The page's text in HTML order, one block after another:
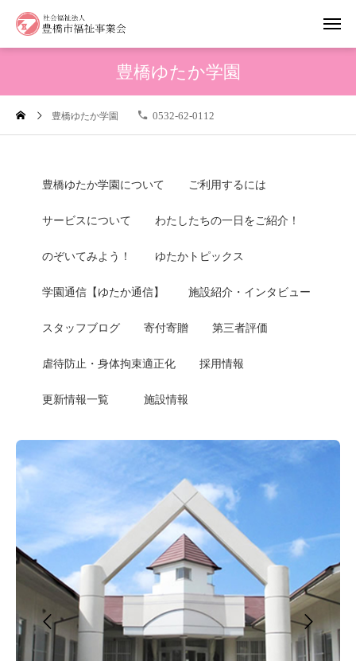
豊橋ゆたか学園
豊橋ゆたか学園 0532-62-0112
豊橋ゆたか学園について ご利用するには
サービスについて わたしたちの一日をご紹介！
のぞいてみよう！ ゆたかトピックス
学園通信【ゆたか通信】 施設紹介・インタビュー
スタッフブログ 寄付寄贈 第三者評価
虐待防止・身体拘束適正化 採用情報
更新情報一覧 施設情報